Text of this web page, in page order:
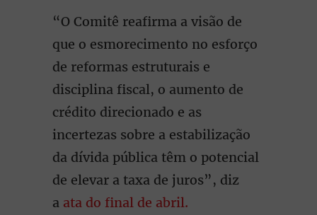
“O Comitê reafirma a visão de
que o esmorecimento no esforço
de reformas estruturais e
disciplina fiscal, o aumento de
crédito direcionado e as
incertezas sobre a estabilização
da dívida pública têm o potencial
de elevar a taxa de juros”, diz
a ata do final de abril.